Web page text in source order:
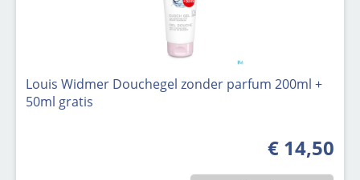
Louis Widmer Douchegel zonder parfum 200ml +
50ml gratis
Normale
€ 14,50